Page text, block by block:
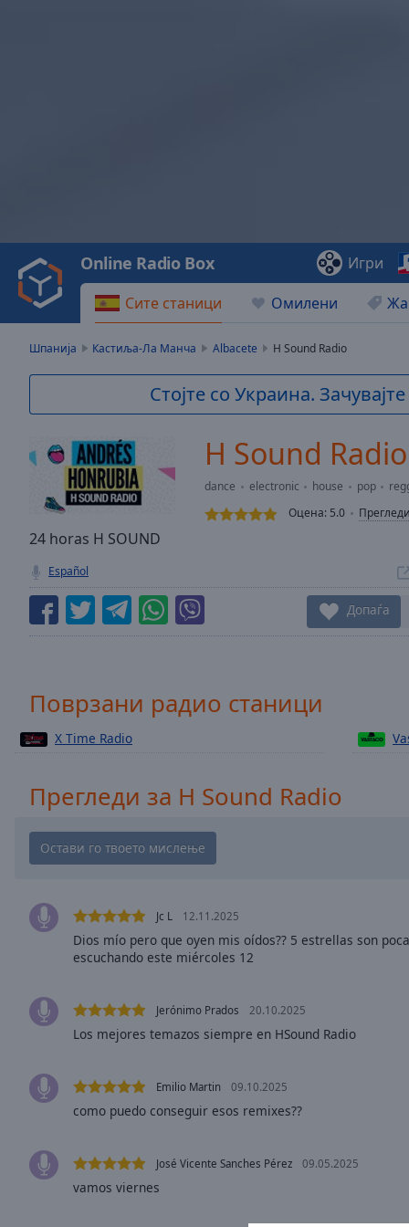
Video
Play
Backward
Skip
Current
-:-
Loaded:
TypeLIVE
live,
currently
behind
LIVE
Remaining
Playback
Rate
Chapters
Descriptions
off,
selected
subtitles
settings,
opens
settings
dialog
subtitles
selected
Сите станици Омилени
Online Radio Box Игри
Шпанија Кастиља-Ла Манча Albacete H Sound Radio
Стојте со Украина.
H Sound Radio
dance electronic house pop
Оцена: 5.0 Прегледи
24 horas H SOUND
Español
Допаѓа
Поврзани радио станици
X Time Radio
Прегледи за H Sound Radio
Jc L 12.11.2025
Dios mío pero que oyen mis oídos?? 5 estrellas son
escuchando este miércoles 12
Jerónimo Prados 20.10.2025
Los mejores temazos siempre en HSound Radio
Emilio Martin 09.10.2025
como puedo conseguir esos remixes??
José Vicente Sanches Pérez 09.05.2025
vamos viernes